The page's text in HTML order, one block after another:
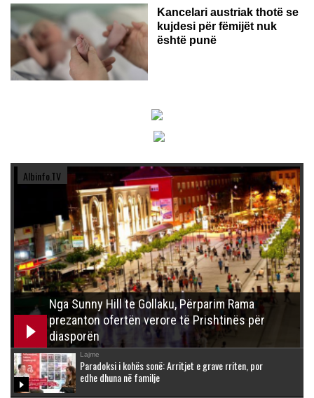
Kancelari austriak thotë se
kujdesi për fëmijët nuk
është punë
Albinfo.TV
Nga Sunny Hill te Gollaku, Përparim Rama
prezanton ofertën verore të Prishtinës për
diasporën
Lajme
Paradoksi i kohës sonë: Arritjet e grave rriten, por
edhe dhuna në familje